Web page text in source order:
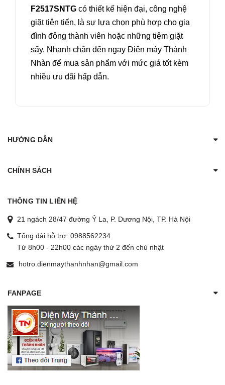
F2517SNTG có thiết kế hiện đại, công nghệ
giặt tiên tiến, là sự lựa chọn phù hợp cho gia
đình đông thành viên hoặc những tiệm giặt
sấy. Nhanh chân đến ngay Điện máy Thành
Nhàn để mua sản phẩm với mức giá tốt kèm
nhiều ưu đãi hấp dẫn.
HƯỚNG DẪN
CHÍNH SÁCH
THÔNG TIN LIÊN HỆ
21 ngách 28/47 đường Ỷ La, P. Dương Nội, TP. Hà Nội
Tổng đài hỗ trợ: 0988562234
Từ 8h00 - 22h00 các ngày thứ 2 đến chủ nhật
hotro.dienmaythanhnhan@gmail.com
FANPAGE